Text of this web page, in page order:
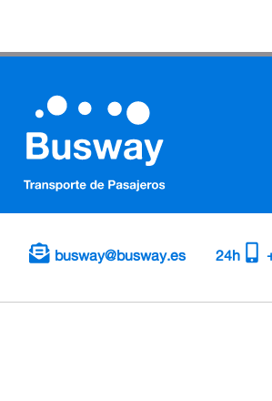
busway@busway.es 24h